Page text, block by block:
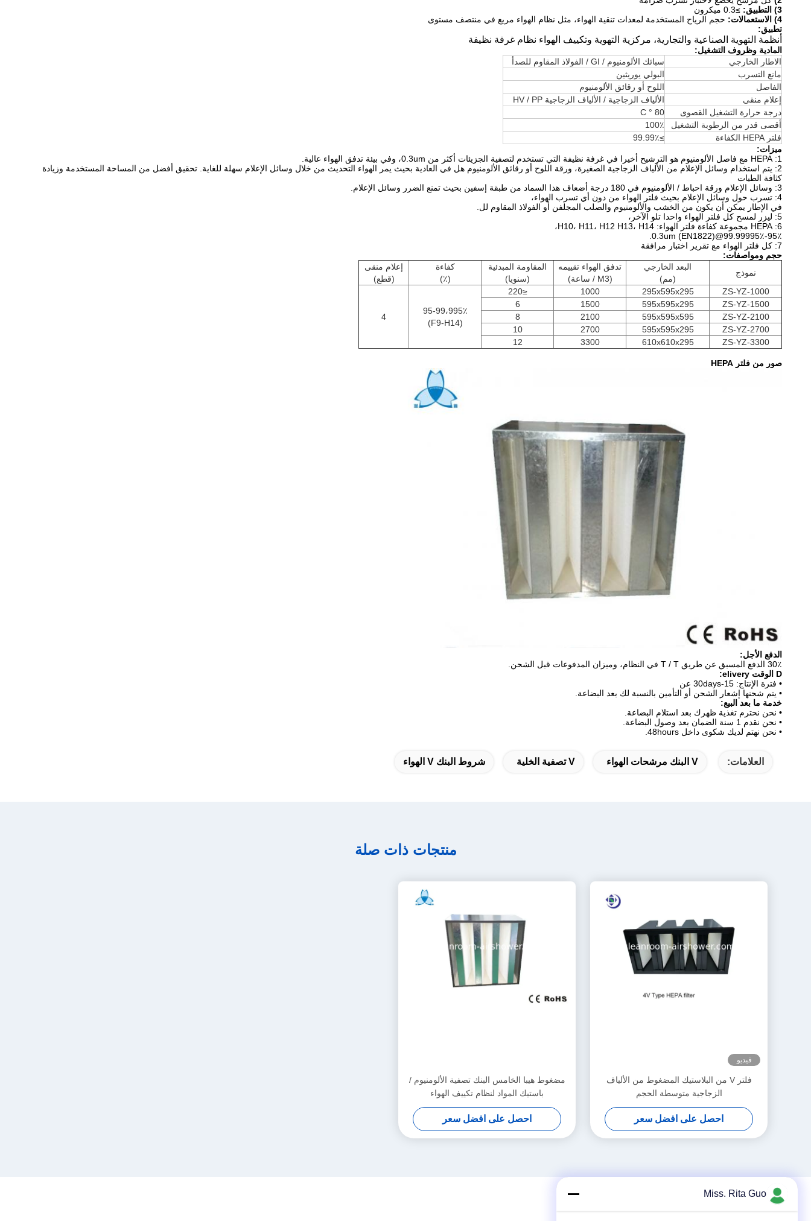
3) التطبيق:
≥0.3 ميكرون
4) الاستعمالات:
حجم الرياح المستخدمة لمعدات تنقية الهواء، مثل نظام الهواء مربع في منتصف مستوى
تطبيق:
أنظمة التهوية الصناعية والتجارية، مركزية التهوية وتكييف الهواء نظام غرفة نظيفة
المادية وظروف التشغيل:
الاطار الخارجي
سبائك الألومنيوم / GI / الفولاذ المقاوم للصدأ
مانع التسرب
البولي يوريثين
الفاصل
اللوح أو رقائق الألومنيوم
إعلام منقى
الألياف الزجاجية / الألياف الزجاجية HV / PP
درجة حرارة التشغيل القصوى
80 ° C
أقصى قدر من الرطوبة التشغيل
100٪
فلتر HEPA الكفاءة
≥99.99٪
ميزات:
1: HEPA مع فاصل الألومنيوم هو الترشيح أخيرا في غرفة نظيفة التي تستخدم لتصفية الجزيئات أكثر من 0.3um، وفي بيئة تدفق الهواء عالية.
2: يتم استخدام وسائل الإعلام من الألياف الزجاجية الصغيرة، ورقة اللوح أو رقائق الألومنيوم هل في العادية بحيث يمر الهواء التحديث من خلال وسائل الإعلام سهلة للغاية.
تحقيق أفضل من المساحة المستخدمة وزيادة
كثافة الطيات
3: وسائل الإعلام ورقة احباط / الألومنيوم في 180 درجة أضعاف هذا السماد من طبقة إسفين بحيث تمنع الضرر وسائل الإعلام.
4: تسرب حول وسائل الإعلام بحيث فلتر الهواء من دون أي تسرب الهواء،
في الإطار يمكن أن يكون من الخشب والألومنيوم والصلب المجلفن أو الفولاذ المقاوم لل.
5: ليزر لمسح كل فلتر الهواء واحدا تلو الآخر،
6: HEPA مجموعة كفاءة فلتر الهواء: H10، H11، H12 H13، H14،
95٪-99.99995٪@0.3um (EN1822).
7: كل فلتر الهواء مع تقرير اختبار مرافقة
حجم ومواصفات:
نموذج
البعد الخارجي
(مم)
تدفق الهواء تقييمه
(M3 / ساعة)
المقاومة المبدئية
(سنويا)
كفاءة
(٪)
إعلام منقى
(قطع)
ZS-YZ-1000
295x595x295
1000
≤220
95-99،995٪
(F9-H14)
4
ZS-YZ-1500
595x595x295
1500
6
ZS-YZ-2100
595x595x595
2100
8
ZS-YZ-2700
595x595x295
2700
10
ZS-YZ-3300
610x610x295
3300
12
صور من فلتر HEPA
الدفع الأجل:
30٪ الدفع المسبق عن طريق T / T في النظام، وميزان المدفوعات قبل الشحن.
D الوقت elivery:
• فترة الإنتاج: 15-30days عن
• يتم شحنها إشعار الشحن أو التأمين بالنسبة لك بعد البضاعة.
خدمة ما بعد البيع:
• نحن نحترم تغذية ظهرك بعد استلام البضاعة.
• نحن نقدم 1 سنة الضمان بعد وصول البضاعة.
• نحن نهتم لديك شكوى داخل 48hours.
العلامات: V البنك مرشحات الهواء V تصفية الخلية شروط البنك V الهواء
منتجات ذات صلة
فيديو
فلتر V من البلاستيك المضغوط من الألياف
الزجاجية متوسطة الحجم
احصل على افضل سعر
مضغوط هيبا الخامس البنك تصفية الألومنيوم /
باستيك المواد لنظام تكييف الهواء
احصل على افضل سعر
Miss. Rita Guo